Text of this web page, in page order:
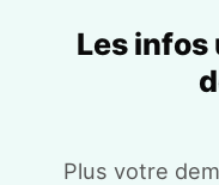
Les
Plus votre